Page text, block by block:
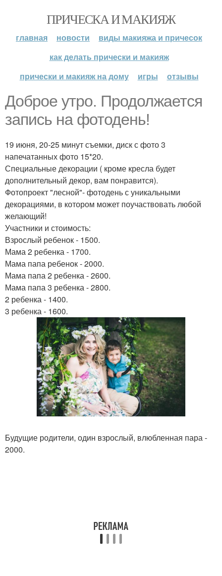
ПРИЧЕСКА И МАКИЯЖ
главная новости
виды макияжа и причесок
как делать прически и макияж
прически и макияж на дому
игры отзывы
Доброе утро. Продолжается
запись на фотодень!
19 июня, 20-25 минут съемки, диск с фото 3
напечатанных фото 15*20.
Специальные декорации ( кроме кресла будет
дополнительный декор, вам понравится).
Фотопроект "лесной"- фотодень с уникальными
декорациями, в котором может поучаствовать любой
желающий!
Участники и стоимость:
Взрослый ребенок - 1500.
Мама 2 ребенка - 1700.
Мама папа ребенок - 2000.
Мама папа 2 ребенка - 2600.
Мама папа 3 ребенка - 2800.
2 ребенка - 1400.
3 ребенка - 1600.
Будущие родители, один взрослый, влюбленная пара -
2000.